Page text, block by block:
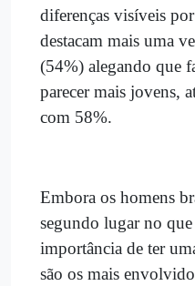
diferenças visíveis
destacam mais uma
(54%) alegando que
parecer mais jovens,
com 58%.
Embora os homens
segundo lugar no
importância de ter
são os mais